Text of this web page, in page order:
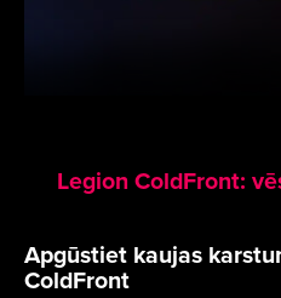
Legion ColdFront:
Apgūstiet kaujas
ColdFront